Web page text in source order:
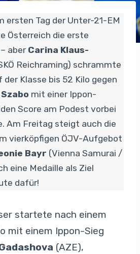
ersten Tag der Unter-21-EM
Österreich die erste
aber Carina Klaus-
Reichraming) schrammte
Klasse bis 52 Kilo gegen
mit einer Ippon-
Score am Podest vorbei
Am Freitag steigt auch die
vierköpfigen ÖJV-Aufgebot
Bayr (Vienna Samurai /
eine Medaille als Ziel
dafür!
startete nach einem
mit einem Ippon-Sieg
(AZE),